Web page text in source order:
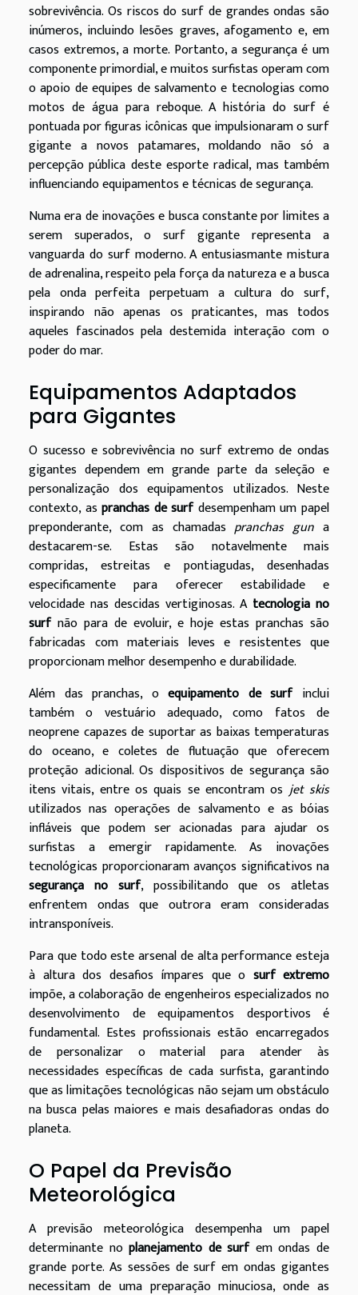
sobrevivência. Os riscos do surf de grandes ondas são
inúmeros, incluindo lesões graves, afogamento e, em
casos extremos, a morte. Portanto, a segurança é um
componente primordial, e muitos surfistas operam com
o apoio de equipes de salvamento e tecnologias como
motos de água para reboque. A história do surf é
pontuada por figuras icônicas que impulsionaram o surf
gigante a novos patamares, moldando não só a
percepção pública deste esporte radical, mas também
influenciando equipamentos e técnicas de segurança.
Numa era de inovações e busca constante por limites a
serem superados, o surf gigante representa a
vanguarda do surf moderno. A entusiasmante mistura
de adrenalina, respeito pela força da natureza e a busca
pela onda perfeita perpetuam a cultura do surf,
inspirando não apenas os praticantes, mas todos
aqueles fascinados pela destemida interação com o
poder do mar.
Equipamentos Adaptados
para Gigantes
O sucesso e sobrevivência no surf extremo de ondas
gigantes dependem em grande parte da seleção e
personalização dos equipamentos utilizados. Neste
contexto, aspranchas de surfdesempenham um papel
preponderante, com as chamadaspranchas gun a
destacarem-se. Estas são notavelmente mais
compridas, estreitas e pontiagudas, desenhadas
especificamente para oferecer estabilidade e
velocidade nas descidas vertiginosas. A tecnologia no
surfnão para de evoluir, e hoje estas pranchas são
fabricadas com materiais leves e resistentes que
proporcionam melhor desempenho e durabilidade.
Além das pranchas, oequipamento de surfinclui
também o vestuário adequado, como fatos de
neoprene capazes de suportar as baixas temperaturas
do oceano, e coletes de flutuação que oferecem
proteção adicional. Os dispositivos de segurança são
itens vitais, entre os quais se encontram osjet skis
utilizados nas operações de salvamento e as bóias
infláveis que podem ser acionadas para ajudar os
surfistas a emergir rapidamente. As inovações
tecnológicas proporcionaram avanços significativos na
segurança no surf, possibilitando que os atletas
enfrentem ondas que outrora eram consideradas
intransponíveis.
Para que todo este arsenal de alta performance esteja
à altura dos desafios ímpares que o surf extremo
impõe, a colaboração de engenheiros especializados no
desenvolvimento de equipamentos desportivos é
fundamental. Estes profissionais estão encarregados
de personalizar o material para atender às
necessidades específicas de cada surfista, garantindo
que as limitações tecnológicas não sejam um obstáculo
na busca pelas maiores e mais desafiadoras ondas do
planeta.
O Papel da Previsão
Meteorológica
A previsão meteorológica desempenha um papel
determinante noplanejamento de surfem ondas de
grande porte. As sessões de surf em ondas gigantes
necessitam de uma preparação minuciosa, onde as